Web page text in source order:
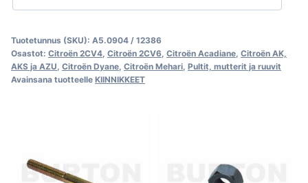
Tuotetunnus (SKU): A5.0904 / 12386
Osastot: Citroën 2CV4 Citroën 2CV6 Citroën Acadiane Citroën AK,
AKS ja AZU Citroën Dyane Citroën Mehari Pultit, mutterit ja ruuvit
Avainsana tuotteelle KIINNIKKEET